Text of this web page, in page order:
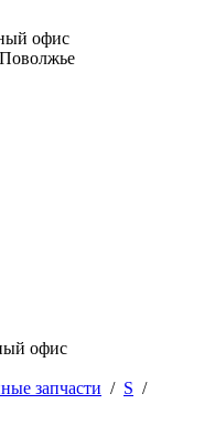
офис
офис
запчасти / S /